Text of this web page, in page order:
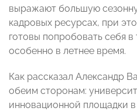
выражают большую
кадровых ресурсах, при
готовы попробовать себя
особенно в летнее время.
Как рассказал Александр
обеим сторонам:
инновационной площадки